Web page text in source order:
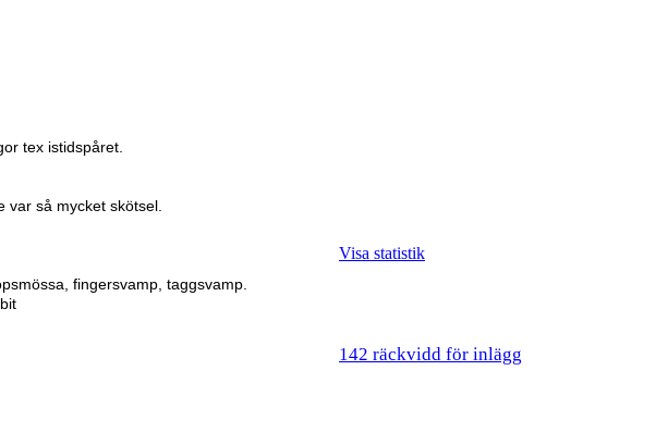
tex istidspåret.
så mycket skötsel.
fingersvamp, taggsvamp.
Visa statistik
142 räckvidd för inlägg